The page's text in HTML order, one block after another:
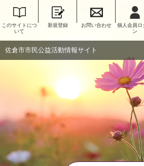
このサイトにつ
いて
新規登録 お問い合わせ
個人会員ロ
ン
佐倉市市民公益活動情報サイト